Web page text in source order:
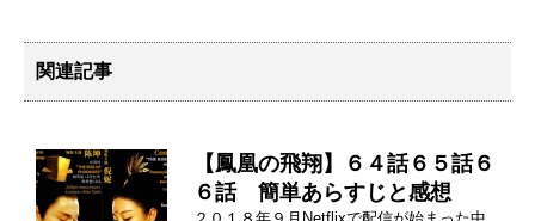
関連記事
【鳳凰の飛翔】６４話６５話６
６話 簡単あらすじと感想